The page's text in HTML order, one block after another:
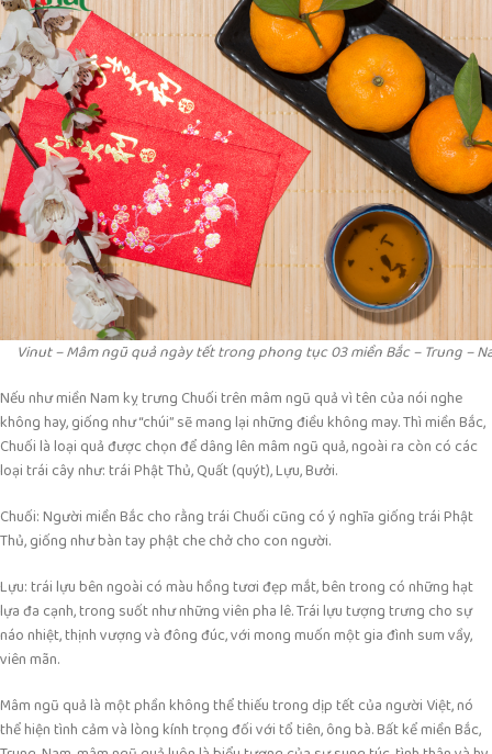
Vinut – Mâm ngũ quả ngày tết trong phong tục 03 miền Bắc – Trung –
Nếu như miền Nam kỵ trưng Chuối trên mâm ngũ quả vì tên của nói nghe
không hay, giống như “chúi” sẽ mang lại những điều không may. Thì miền Bắc,
Chuối là loại quả được chọn để dâng lên mâm ngũ quả, ngoài ra còn có các
loại trái cây như: trái Phật Thủ, Quất (quýt), Lựu, Bưởi.
Chuối: Người miền Bắc cho rằng trái Chuối cũng có ý nghĩa giống trái Phật
Thủ, giống như bàn tay phật che chở cho con người.
Lựu: trái lựu bên ngoài có màu hồng tươi đẹp mắt, bên trong có những hạt
lựa đa cạnh, trong suốt như những viên pha lê. Trái lựu tượng trưng cho sự
náo nhiệt, thịnh vượng và đông đúc, với mong muốn một gia đình sum vầy,
viên mãn.
Mâm ngũ quả là một phần không thể thiếu trong dịp tết của người Việt, nó
thể hiện tình cảm và lòng kính trọng đối với tổ tiên, ông bà. Bất kể miền Bắc,